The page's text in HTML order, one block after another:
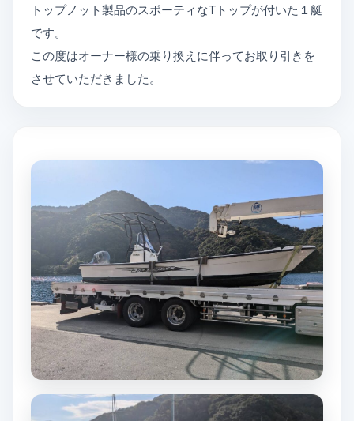
トップノット製品のスポーティなTトップが付いた１艇
です。
この度はオーナー様の乗り換えに伴ってお取り引きを
させていただきました。